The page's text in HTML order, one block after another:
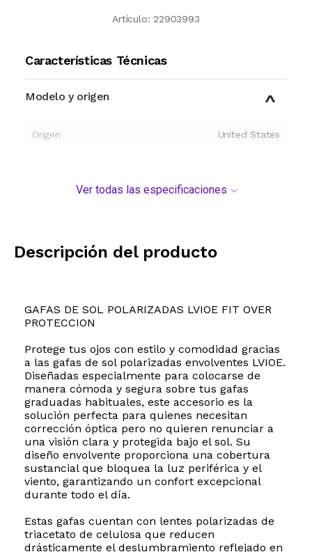
Artículo: 22903993
Características Técnicas
Modelo y origen
Origen United States
Ver todas las especificaciones
Descripción del producto
GAFAS DE SOL POLARIZADAS LVIOE FIT OVER
PROTECCION
Protege tus ojos con estilo y comodidad gracias
a las gafas de sol polarizadas envolventes LVIOE.
Diseñadas especialmente para colocarse de
manera cómoda y segura sobre tus gafas
graduadas habituales, este accesorio es la
solución perfecta para quienes necesitan
corrección óptica pero no quieren renunciar a
una visión clara y protegida bajo el sol. Su
diseño envolvente proporciona una cobertura
sustancial que bloquea la luz periférica y el
viento, garantizando un confort excepcional
durante todo el día.
Estas gafas cuentan con lentes polarizadas de
triacetato de celulosa que reducen
drásticamente el deslumbramiento reflejado en